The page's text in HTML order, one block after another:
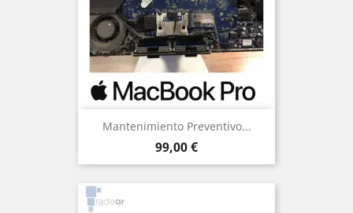
Mantenimiento Preventivo...
Precio
99,00 €